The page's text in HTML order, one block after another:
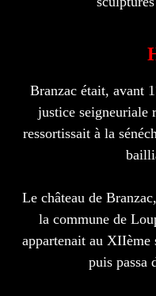
Branzac était, avant
justice seigneuriale
ressortissait à la
Le château de
la commune de
appartenait au
puis passa